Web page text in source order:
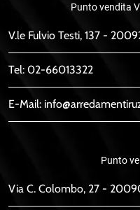
Punto vendita
V.le Fulvio Testi, 137 -
Tel: 02-66013322
E-Mail:
Punto
Via C. Colombo, 27 -